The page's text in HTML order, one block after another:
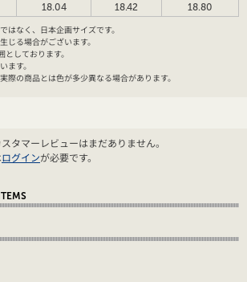
18.04 18.42 18.80
はなく、日本企画サイズです。
じる場合がございます。
しております。
ます。
際の商品とは色が多少異なる場合があります。
タマーレビューはまだありません。
ログインが必要です。